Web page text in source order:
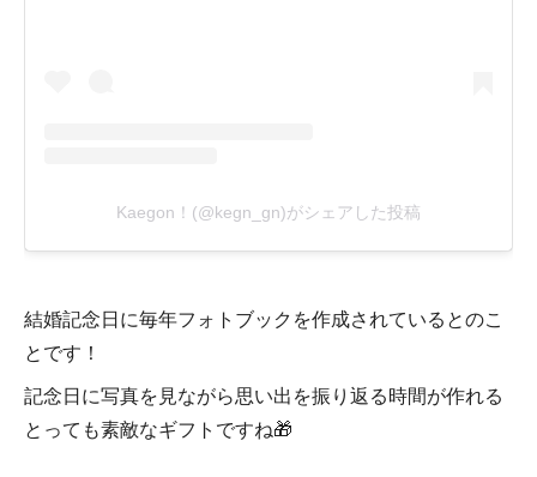
結婚記念日に毎年フォトブックを作成されているとのこ
とです！
記念日に写真を見ながら思い出を振り返る時間が作れる
とっても素敵なギフトですね🎁